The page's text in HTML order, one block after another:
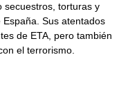
secuestros, torturas y
Sus atentados
de ETA, pero también
el terrorismo.